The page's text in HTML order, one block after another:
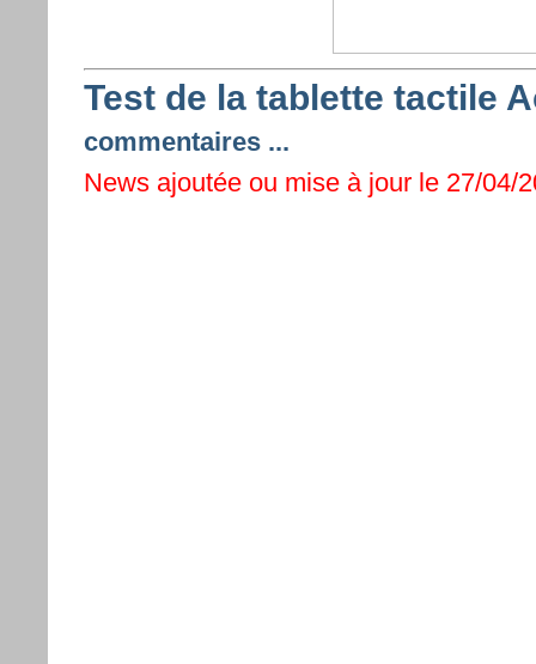
Test de la tablette tactile
commentaires ...
News ajoutée ou mise à jour le 27/04/